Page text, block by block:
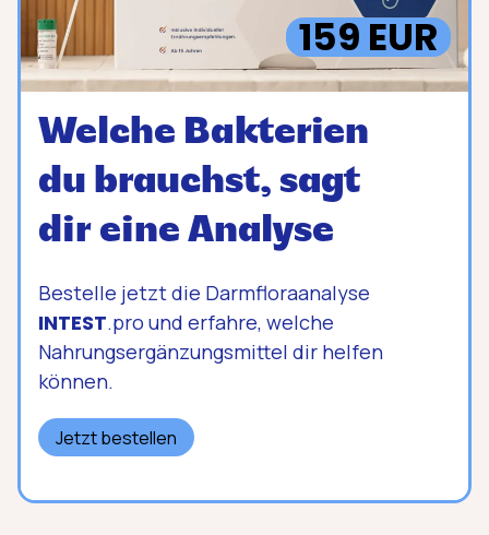
159 EUR
Welche Bakterien
du brauchst, sagt
dir eine Analyse
Bestelle jetzt die Darmfloraanalyse
INTEST.pro und erfahre, welche
Nahrungs­ergänzungs­mittel dir helfen
können.
Jetzt bestellen